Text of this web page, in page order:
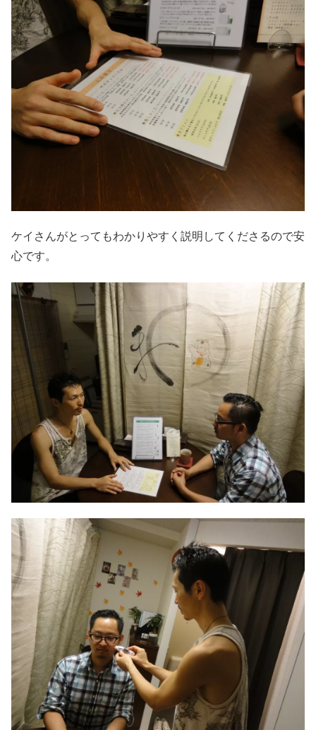
ケイさんがとってもわかりやすく説明してくださるので安
心です。